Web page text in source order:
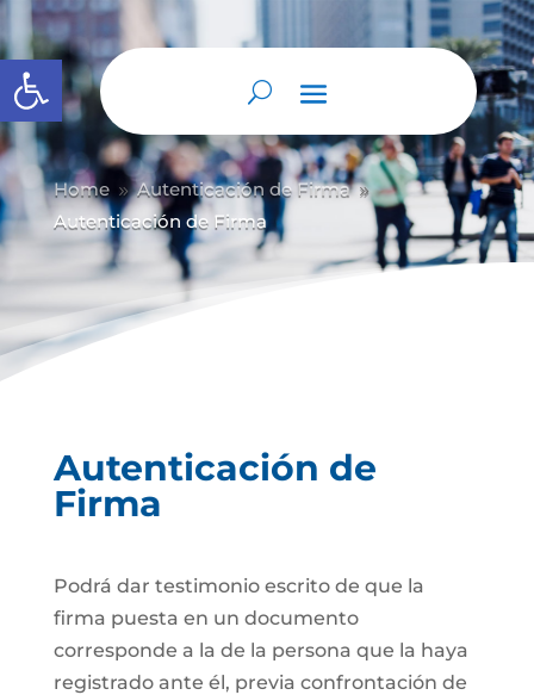
Abrir barra de herramientas
Home 9 Autenticación de Firma 9
Autenticación de Firma
Autenticación de
Firma
Podrá dar testimonio escrito de que la
firma puesta en un documento
corresponde a la de la persona que la haya
registrado ante él, previa confrontación de